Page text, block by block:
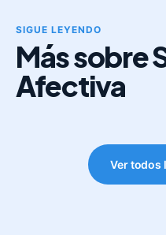
SIGUE LEYENDO
Más sobre
Afectiva
Ver